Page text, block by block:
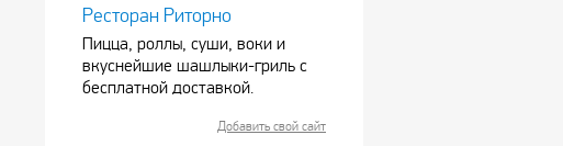
Ресторан Риторно
Пицца, роллы, суши, воки и
вкуснейшие шашлыки-гриль с
бесплатной доставкой.
Добавить свой сайт